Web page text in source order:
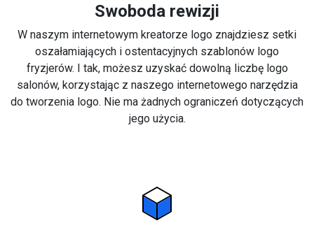
Swoboda rewizji
W naszym internetowym kreatorze logo znajdziesz setki
oszałamiających i ostentacyjnych szablonów logo
fryzjerów. I tak, możesz uzyskać dowolną liczbę logo
salonów, korzystając z naszego internetowego narzędzia
do tworzenia logo. Nie ma żadnych ograniczeń dotyczących
jego użycia.